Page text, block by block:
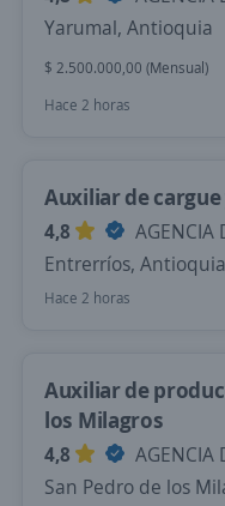
Yarumal, Antioquia
$ 2.500.000,00 (Mensual)
Hace 2 horas
Auxiliar de
4,8
AGENCIA
Entrerríos, Antioquia
Hace 2 horas
Auxiliar de
los Milagros
4,8
AGENCIA
San Pedro de los